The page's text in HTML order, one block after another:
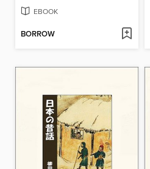
EBOOK
BORROW